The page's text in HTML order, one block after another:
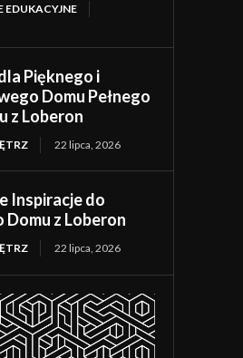
EDUKACYJNE
Pięknego i
Domu Pełnego
z Loberon
22 lipca, 2026
Inspiracje do
z Loberon
22 lipca, 2026